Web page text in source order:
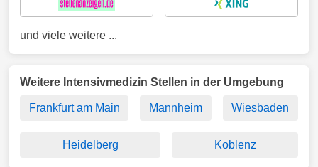
und viele weitere ...
Weitere Intensivmedizin Stellen in der Umgebung
Frankfurt am Main Mannheim Wiesbaden
Heidelberg Koblenz